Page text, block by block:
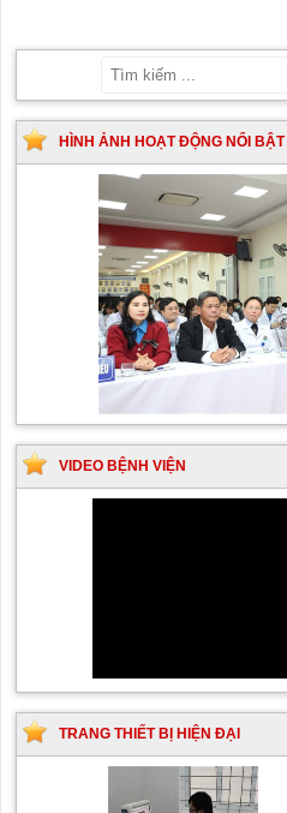
HÌNH ẢNH HOẠT ĐỘNG NỔI BẬT
VIDEO BỆNH VIỆN
TRANG THIẾT BỊ HIỆN ĐẠI